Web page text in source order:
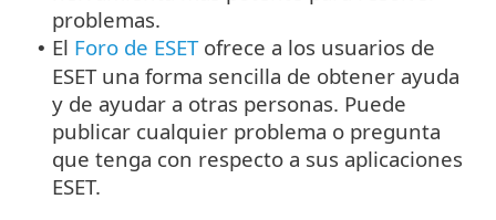
problemas.
• El Foro de ESETofrece a los usuarios de
ESET una forma sencilla de obtener ayuda
y de ayudar a otras personas. Puede
publicar cualquier problema o pregunta
que tenga con respecto a sus aplicaciones
ESET.